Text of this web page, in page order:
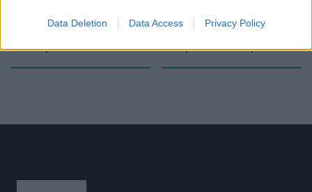
Data Deletion Data Access Privacy Policy
Ο Βασίλης Κυριακίδης νικητής
στα 200μ.
Μαρία Κάσσου νικήτρια στα
3.000μ. και έκανε νταμπλ»